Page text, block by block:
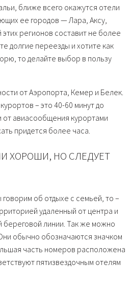
ближе всего окажутся отели
ее городов — Лара, Аксу,
регионов составит не более
долгие переезды и хотите как
то делайте выбор в пользу
от Аэропорта, Кемер и Белек.
– это 40-60 минут до
авиасообщения курортами
придется более часа.
ХОРОШИ, НО СЛЕДУЕТ
говорим об отдыхе с семьей, то –
удаленный от центра и
линии. Так же можно
обычно обозначаются значком
часть номеров расположена
пятизвездочным отелям